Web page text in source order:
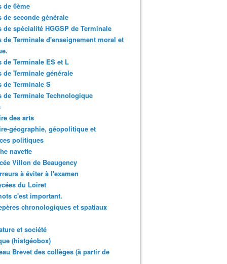
de 6ème
de seconde générale
de spécialité HGGSP de Terminale
de Terminale d'enseignement moral et
de Terminale ES et L
de Terminale générale
de Terminale S
de Terminale Technologique
des arts
géographie, géopolitique et
politiques
navette
Villon de Beaugency
à éviter à l'examen
du Loiret
c'est important.
chronologiques et spatiaux
et société
(histgéobox)
Brevet des collèges (à partir de